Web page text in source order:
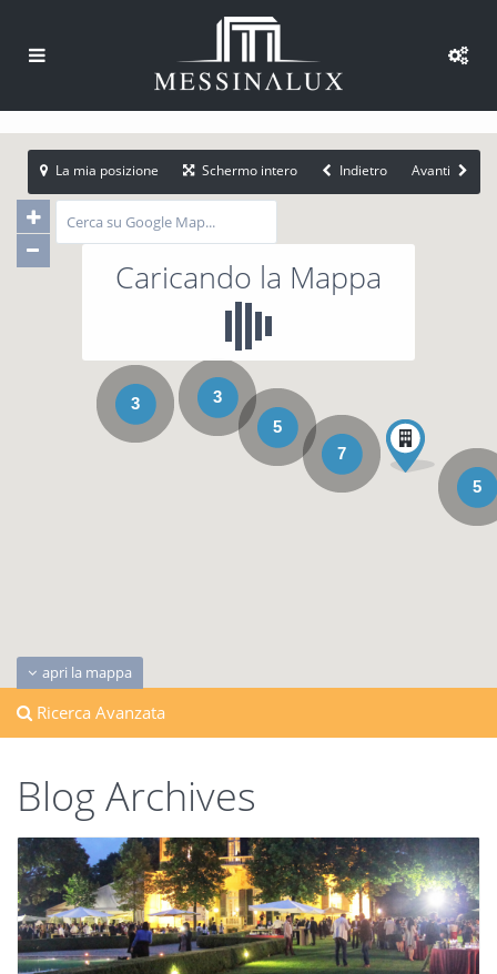
3
5
5
7
3
Caricando la Mappa
apri la mappa
La mia posizione Schermo intero Indietro Avanti
Ricerca Avanzata
Blog Archives